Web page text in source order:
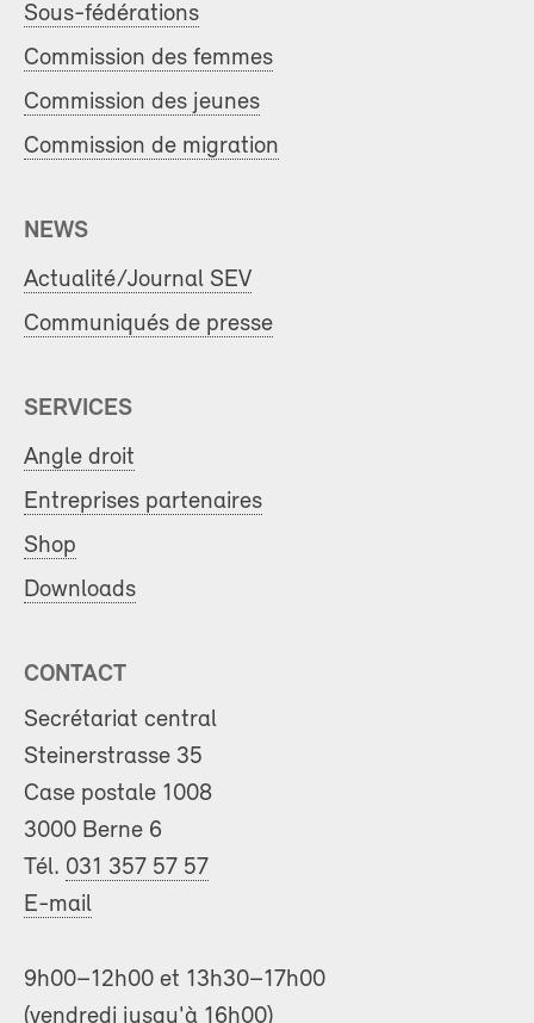
Sous-fédérations
Commission des femmes
Commission des jeunes
Commission de migration
NEWS
Actualité/Journal SEV
Communiqués de presse
SERVICES
Angle droit
Entreprises partenaires
Shop
Downloads
CONTACT
Secrétariat central
Steinerstrasse 35
Case postale 1008
3000 Berne 6
Tél. 031 357 57 57
E-mail
9h00–12h00 et 13h30–17h00
(vendredi jusqu'à 16h00)